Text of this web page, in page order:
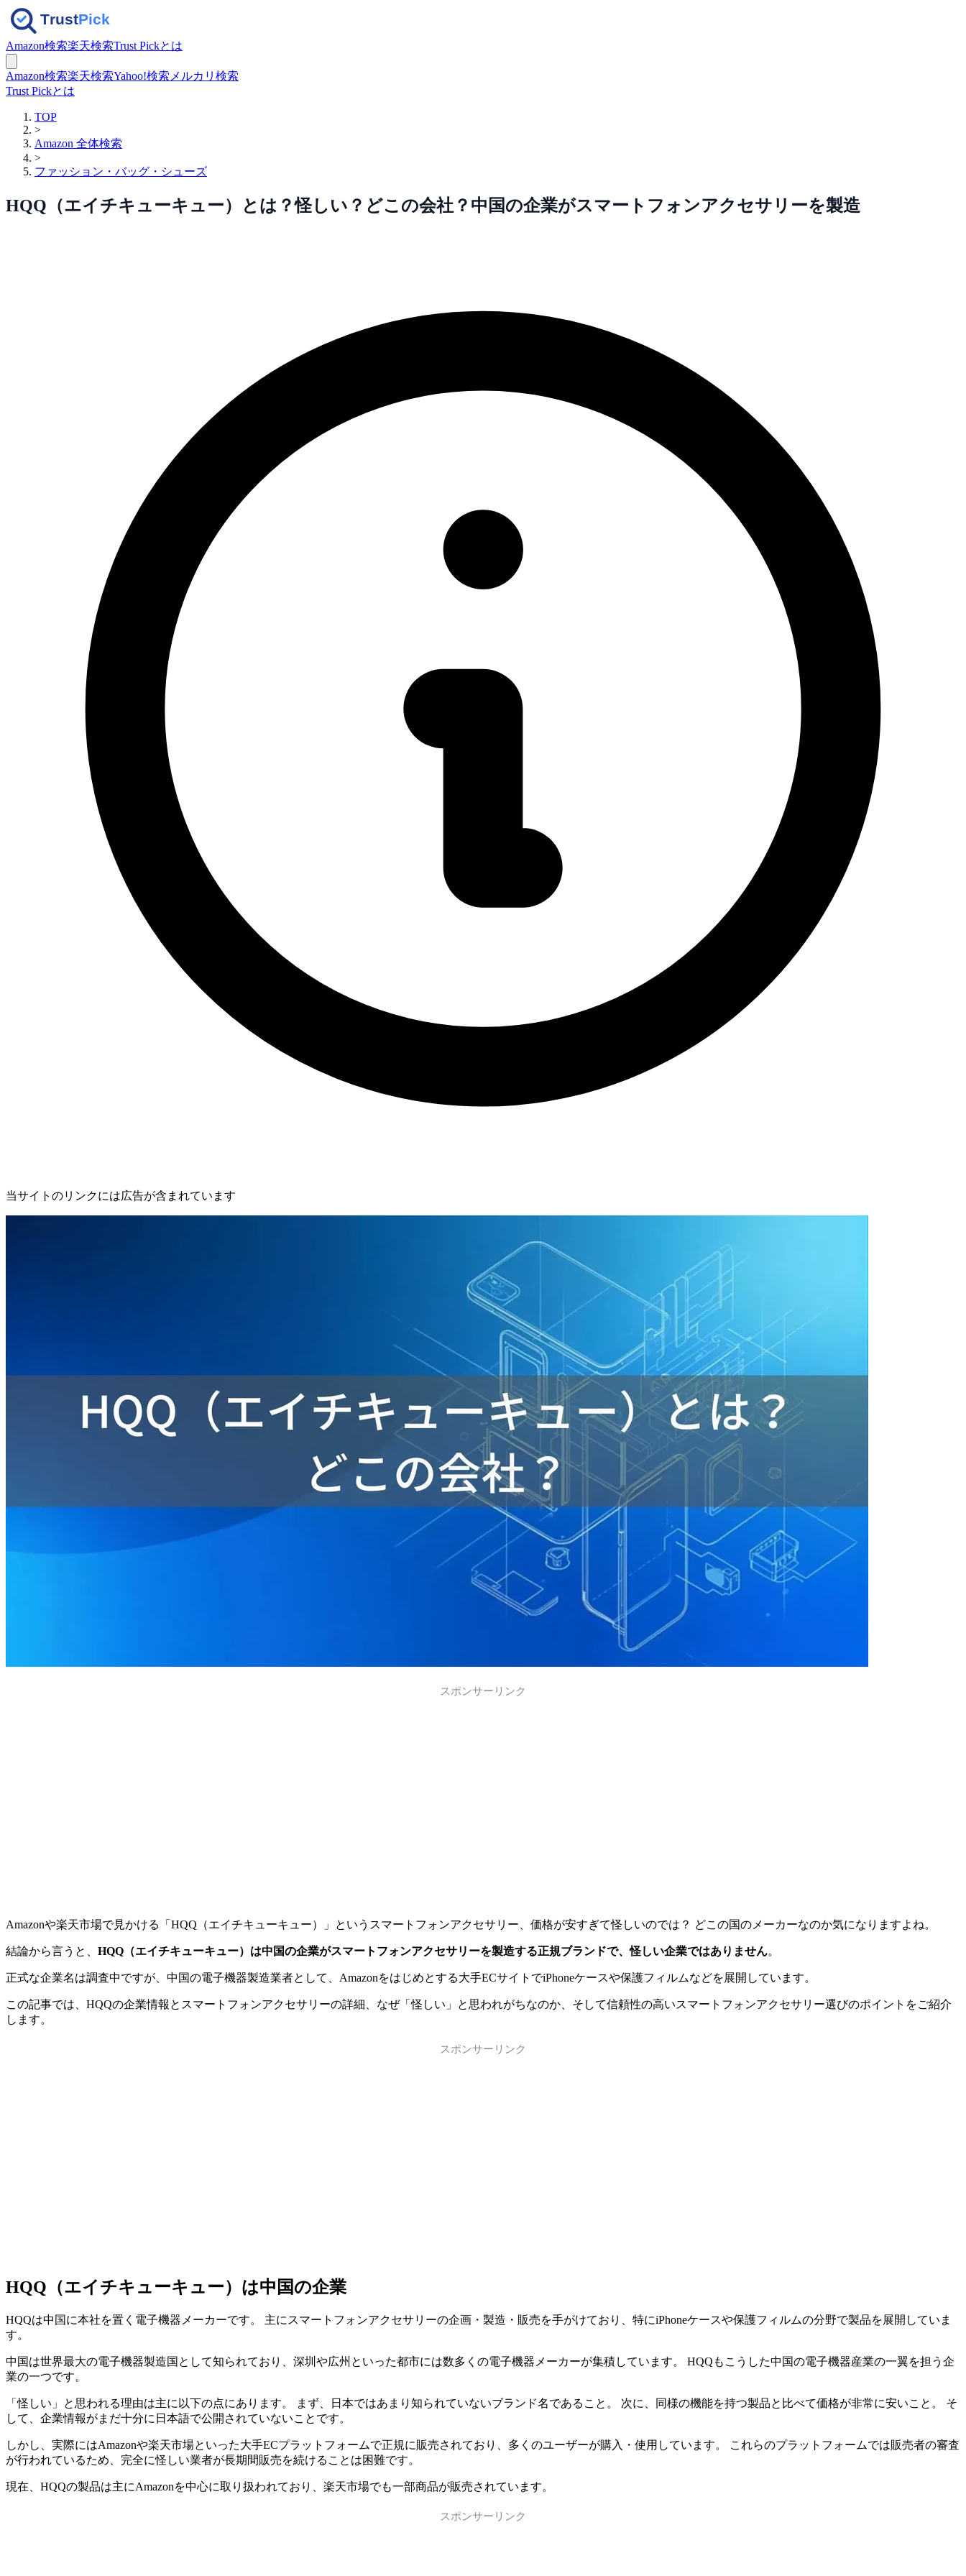
Amazon検索楽天検索Trust Pickとは
Amazon検索楽天検索Yahoo!検索 メルカリ検索
Trust Pickとは
TOP
>
Amazon 全体検索
>
ファッション・バッグ・シューズ
HQQ（エイチキューキュー）とは？怪しい？どこの会社？中国の企業がスマートフォンアクセサリーを製造
当サイトのリンクには広告が含まれています
スポンサーリンク
Amazonや楽天市場で見かける「HQQ（エイチキューキュー）」というスマートフォンアクセサリー、価格が安すぎて怪しいのでは？ どこの国のメーカーなのか気になりますよね。
結論から言うと、 HQQ（エイチキューキュー）は中国の企業がスマートフォンアクセサリーを製造する正規ブランドで、怪しい企業ではありません。
正式な企業名は調査中ですが、中国の電子機器製造業者として、Amazonをはじめとする大手ECサイトでiPhoneケースや保護フィルムなどを展開しています。
この記事では、HQQの企業情報とスマートフォンアクセサリーの詳細、なぜ「怪しい」と思われがちなのか、そして信頼性の高いスマートフォンアクセサリー選びのポイントをご紹介
します。
スポンサーリンク
HQQ（エイチキューキュー）は中国の企業
HQQは中国に本社を置く電子機器メーカーです。 主にスマートフォンアクセサリーの企画・製造・販売を手がけており、特にiPhoneケースや保護フィルムの分野で製品を展開していま
す。
中国は世界最大の電子機器製造国として知られており、深圳や広州といった都市には数多くの電子機器メーカーが集積しています。 HQQもこうした中国の電子機器産業の一翼を担う企
業の一つです。
「怪しい」と思われる理由は主に以下の点にあります。 まず、日本ではあまり知られていないブランド名であること。 次に、同様の機能を持つ製品と比べて価格が非常に安いこと。 そ
して、企業情報がまだ十分に日本語で公開されていないことです。
しかし、実際にはAmazonや楽天市場といった大手ECプラットフォームで正規に販売されており、多くのユーザーが購入・使用しています。 これらのプラットフォームでは販売者の審査
が行われているため、完全に怪しい業者が長期間販売を続けることは困難です。
現在、HQQの製品は主にAmazonを中心に取り扱われており、楽天市場でも一部商品が販売されています。
スポンサーリンク